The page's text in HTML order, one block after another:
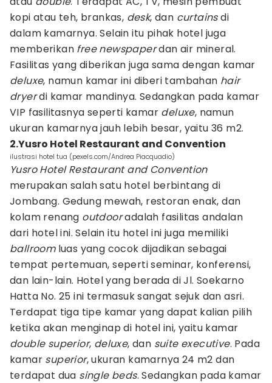
kopi atau teh, brankas, desk, dan curtainsdi
dalam kamarnya. Selain itu pihak hotel juga
memberikan free newspaperdan air mineral.
Fasilitas yang diberikan juga sama dengan kamar
deluxe, namun kamar ini diberi tambahan hair
dryerdi kamar mandinya. Sedangkan pada kamar
VIP fasilitasnya seperti kamar deluxe, namun
ukuran kamarnya jauh lebih besar, yaitu 36 m2.
2.Yusro Hotel Restaurant and Convention
ilustrasi hotel tua (pexels.com/Andrea Piacquadio)
Yusro Hotel Restaurant and Convention
merupakan salah satu hotel berbintang di
Jombang. Gedung mewah, restoran enak, dan
kolam renang outdooradalah fasilitas andalan
dari hotel ini. Selain itu hotel ini juga memiliki
ballroomluas yang cocok dijadikan sebagai
tempat pertemuan, seperti seminar, konferensi,
dan lain-lain. Hotel yang berada di Jl. Soekarno
Hatta No. 25 ini termasuk sangat sejuk dan asri.
Terdapat tiga tipe kamar yang dapat kalian pilih
ketika akan menginap di hotel ini, yaitu kamar
double superior, deluxe, dan suite executive. Pada
kamar superior, ukuran kamarnya 24 m2 dan
terdapat dua single beds. Sedangkan pada kamar